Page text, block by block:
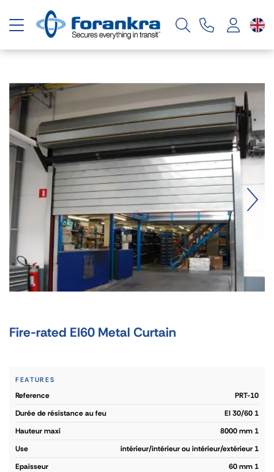
Toggle navigation
Fire-rated EI60 Metal Curtain
FEATURES
reference
PRT-10
durée de résistance au feu
EI 30/60 1
hauteur maxi
8000 mm 1
use
intérieur/intérieur ou intérieur/extérieur 1
epaisseur
60 mm 1